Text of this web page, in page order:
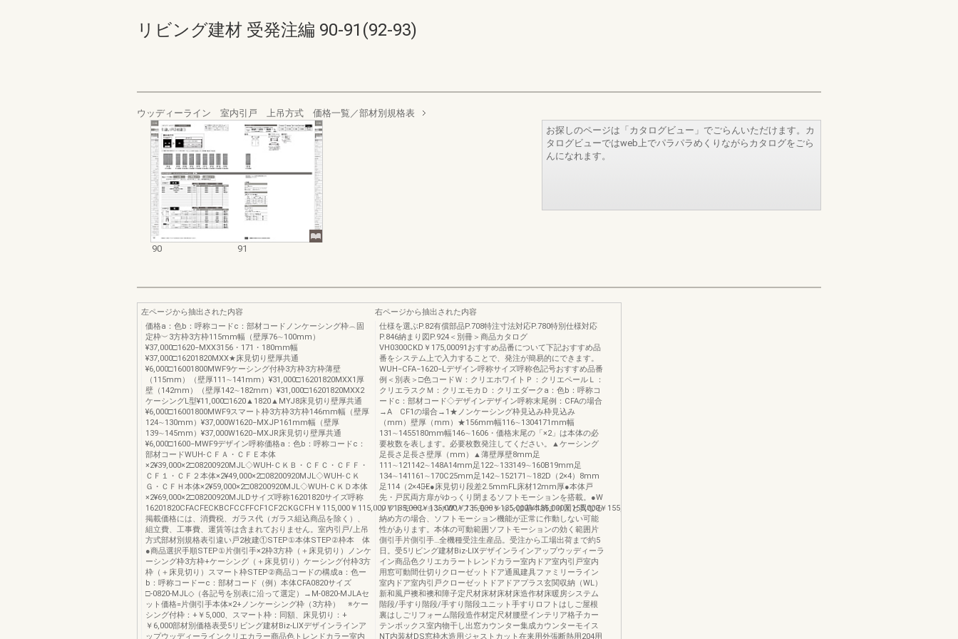
リビング建材 受発注編 90-91(92-93)
ウッディーライン 室内引戸 上吊方式 価格一覧／部材別規格表
90 91
お探しのページは「カタログビュー」でごらんいただけます。カ
タログビューではweb上でパラパラめくりながらカタログをごら
んになれます。
左ページから抽出された内容
価格a：色b：呼称コードc：部材コードノンケーシング枠︵固
定枠︶3方枠3方枠115mm幅（壁厚76∼100mm）
¥37,000□1620−MXX3156・171・180mm幅
¥37,000□16201820MXX★床見切り壁厚共通
¥6,000□16001800MWF9ケーシング付枠3方枠3方枠薄壁
（115mm）（壁厚111∼141mm）¥31,000□16201820MXX1厚
壁（142mm）（壁厚142∼182mm）¥31,000□16201820MXX2
ケーシングL型¥11,000□1620▲1820▲MYJ8床見切り壁厚共通
¥6,000□16001800MWF9スマート枠3方枠3方枠146mm幅（壁厚
124∼130mm）¥37,000W1620−MXJP161mm幅（壁厚
139∼145mm）¥37,000W1620−MXJR床見切り壁厚共通
¥6,000□1600−MWF9デザイン呼称価格a：色b：呼称コードc：
部材コードWUH-ＣＦＡ・ＣＦＥ本体
×2¥39,000×2□08200920MJL◇WUH-ＣＫＢ・ＣＦＣ・ＣＦＦ・
ＣＦ１・ＣＦ２本体×2¥49,000×2□08200920MJL◇WUH-ＣＫ
Ｇ・ＣＦＨ本体×2¥59,000×2□08200920MJL◇WUH-ＣＫＤ本体
×2¥69,000×2□08200920MJLDサイズ呼称16201820サイズ呼称
16201820CFACFECKBCFCCFFCF1CF2CKGCFH￥115,000￥115,000￥135,000￥135,000￥135,000￥135,000￥135,000￥155,000￥155,00090
掲載価格には、消費税、ガラス代（ガラス組込商品を除く）、
組立費、工事費、運賃等は含まれておりません。室内引戸/上吊
方式部材別規格表引違い戸2枚建①STEP①本体STEP②枠本 体
●商品選択手順STEP①片側引手×2枠3方枠（＋床見切り）ノンケ
ーシング枠3方枠+ケーシング（＋床見切り）ケーシング付枠3方
枠（＋床見切り）スマート枠STEP②商品コードの構成a：色ー
b：呼称コードーc：部材コード（例）本体CFA0820サイズ
□-0820-MJL◇（各記号を別表に沿って選定）→M-0820-MJLAセ
ット価格=片側引手本体×2+ノンケーシング枠（3方枠） ※ケー
シング付枠：+￥5,000、スマート枠：同額、床見切り：+
￥6,000部材別価格表受5リビング建材Biz-LIXデザインラインア
ップウッディーラインクリエカラー商品色トレンドカラー室内
右ページから抽出された内容
仕様を選ぶP.82有償部品P.708特注寸法対応P.780特別仕様対応
P.846納まり図P.924＜別冊＞商品カタログ
VH0300CKD￥175,00091おすすめ品番について下記おすすめ品
番をシステム上で入力することで、発注が簡易的にできます。
WUH−CFA−1620−Lデザイン呼称サイズ呼称色記号おすすめ品番
例＜別表＞□色コードＷ：クリエホワイトＰ：クリエペールＬ：
クリエラスクＭ：クリエモカＤ：クリエダークa：色b：呼称コ
ードc：部材コード◇デザインデザイン呼称末尾例：CFAの場合
→A CF1の場合→1★ノンケーシング枠見込み枠見込み
（mm）壁厚（mm）★156mm幅116∼1304171mm幅
131∼1455180mm幅146∼1606・価格末尾の「×2」は本体の必
要枚数を表します。必要枚数発注してください。▲ケーシング
足長さ足長さ壁厚（mm）▲薄壁厚壁8mm足
111∼121142∼148A14mm足122∼133149∼160B19mm足
134∼141161∼170C25mm足142∼152171∼182D（2×4）8mm
足114（2×4）̶E●床見切り段差2.5mmFL床材12mm厚●本体戸
先・戸尻両方扉がゆっくり閉まるソフトモーションを搭載。●W
ソフトモーション※Wソフトモーションは基本納まり図と異なる
納め方の場合、ソフトモーション機能が正常に作動しない可能
性があります。本体の可動範囲ソフトモーションの効く範囲片
側引手片側引手…全機種受注生産品。受注から工場出荷まで約5
日。受5リビング建材Biz-LIXデザインラインアップウッディーラ
イン商品色クリエカラートレンドカラー室内ドア室内引戸室内
用窓可動間仕切りクローゼットドア通風建具ファミリーライン
室内ドア室内引戸クローゼットドアドアプラス玄関収納（WL）
新和風戸襖和襖和障子定尺材床材床材床造作材床暖房システム
階段/手すり階段/手すり階段ユニット手すりロフトはしご屋根
裏はしごリフォーム階段造作材定尺材腰壁インテリア格子カー
テンボックス室内物干し出窓カウンター集成カウンターモイス
NT内装材DS窓枠木造用ジャストカット在来用外張断熱用204用